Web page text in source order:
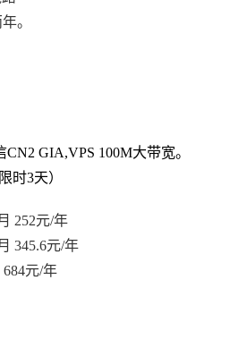
。
GIA,VPS 100M大带宽。
时3天）
252元/年
345.6元/年
684元/年